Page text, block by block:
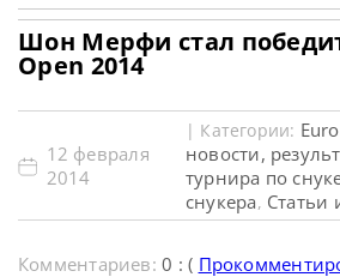
Шон Мерфи стал
Open 2014
12 февраля
2014
| Категории:
новости,
турнира по
снукера, Статьи
Комментариев:0 : (